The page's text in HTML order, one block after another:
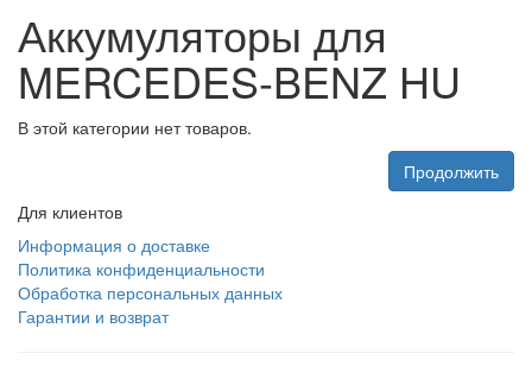
Аккумуляторы для
MERCEDES-BENZ HU
В этой категории нет товаров.
Продолжить
Для клиентов
Информация о доставке
Политика конфиденциальности
Обработка персональных данных
Гарантии и возврат